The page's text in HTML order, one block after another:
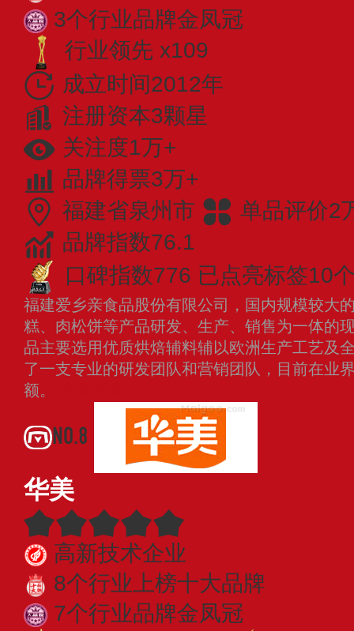
3个行业品牌金凤冠
行业领先 x109
成立时间2012年
注册资本3颗星
关注度1万+
品牌得票3万+
福建省泉州市
单品评价2
品牌指数76.1
口碑指数776 已点亮标签10
福建爱乡亲食品股份有限公司，国内规模较大
糕、肉松饼等产品研发、生产、销售为一体的
品主要选用优质烘焙辅料辅以欧洲生产工艺及
了一支专业的研发团队和营销团队，目前在业
额。
NO.8
华美
高新技术企业
8个行业上榜十大品牌
7个行业品牌金凤冠